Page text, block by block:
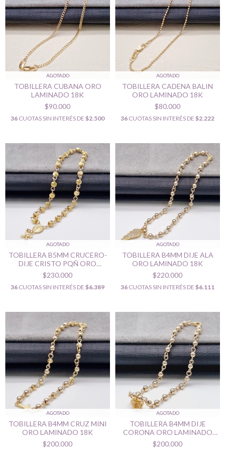
AGOTADO
TOBILLERA CUBANA ORO
LAMINADO 18K
$90.000
36 CUOTAS SIN INTERÉS DE $2.500
AGOTADO
TOBILLERA CADENA BALIN
ORO LAMINADO 18K
$80.000
36 CUOTAS SIN INTERÉS DE $2.222
AGOTADO
TOBILLERA B5MM CRUCERO-
DIJE CRISTO PQÑ ORO
LAMINADO 18K
$230.000
36 CUOTAS SIN INTERÉS DE $6.389
AGOTADO
TOBILLERA B4MM DIJE ALA
ORO LAMINADO 18K
$220.000
36 CUOTAS SIN INTERÉS DE $6.111
AGOTADO
TOBILLERA B4MM CRUZ MINI
ORO LAMINADO 18K
$200.000
AGOTADO
TOBILLERA B4MM DIJE
CORONA ORO LAMINADO
18K
$200.000